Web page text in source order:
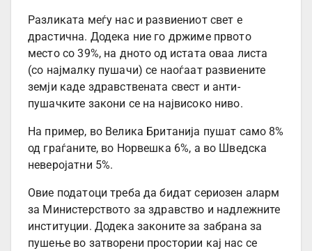
Разликата меѓу нас и развиениот свет е
драстична. Додека ние го држиме првото
место со 39%, на дното од истата оваа листа
(со најмалку пушачи) се наоѓаат развиените
земји каде здравствената свест и анти-
пушачките закони се на највисоко ниво.
На пример, во Велика Британија пушат само 8%
од граѓаните, во Норвешка 6%, а во Шведска
неверојатни 5%.
Овие податоци треба да бидат сериозен аларм
за Министерството за здравство и надлежните
институции. Додека законите за забрана за
пушење во затворени простории кај нас се